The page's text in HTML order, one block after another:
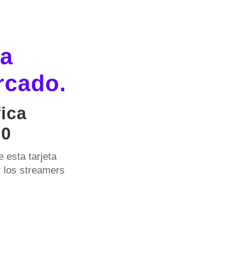
esta tarjeta
los streamers